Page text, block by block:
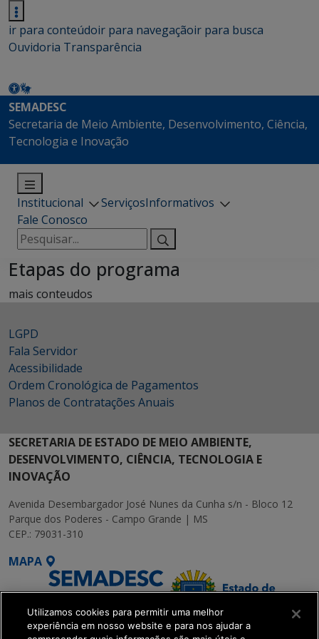
ir para conteúdoir para navegaçãoir para busca
Ouvidoria Transparência
SEMADESC
Secretaria de Meio Ambiente, Desenvolvimento, Ciência,
Tecnologia e Inovação
Institucional ServiçosInformativos
Fale Conosco
Pesquisar
por:
Etapas do programa
mais conteudos
LGPD
Fala Servidor
Acessibilidade
Ordem Cronológica de Pagamentos
Planos de Contratações Anuais
SECRETARIA DE ESTADO DE MEIO AMBIENTE,
DESENVOLVIMENTO, CIÊNCIA, TECNOLOGIA E
INOVAÇÃO
Avenida Desembargador José Nunes da Cunha s/n - Bloco 12
Parque dos Poderes - Campo Grande | MS
CEP.: 79031-310
MAPA
Utilizamos cookies para permitir uma melhor
experiência em nosso website e para nos ajudar a